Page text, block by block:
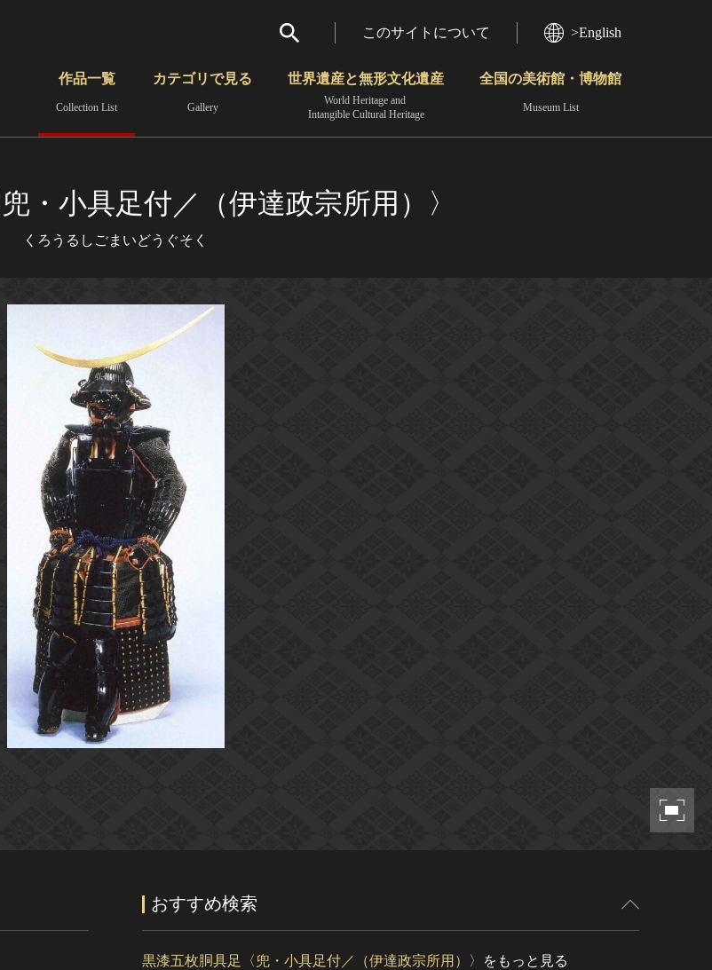
さらに詳細検索
このサイトについて >English
作品一覧
Collection List
カテゴリで見る
Gallery
世界遺産と無形文化遺産
World Heritage and
Intangible Cultural Heritage
全国の美術館・博物館
Museum List
・小具足付／（伊達政宗所用）〉
くろうるしごまいどうぐそく
おすすめ検索
黒漆五枚胴具足〈兜・小具足付／（伊達政宗所用）〉
をもっと見る